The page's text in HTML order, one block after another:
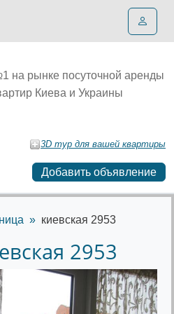
на рынке посуточной аренды
Киева и Украины
3D тур для вашей квартиры
Добавить объявление
киевская 2953
2953